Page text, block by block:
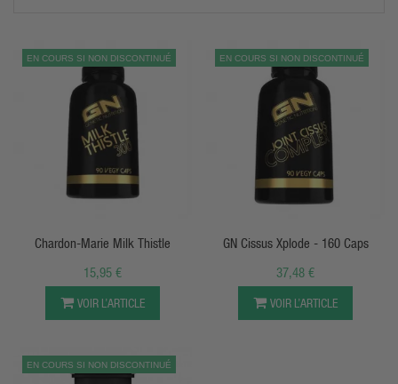
EN COURS SI NON DISCONTINUÉ
APERÇU RAPIDE
Chardon-Marie Milk Thistle
15,95 €
VOIR L’ARTICLE
EN COURS SI NON DISCONTINUÉ
APERÇU RAPIDE
GN Cissus Xplode - 160 Caps
37,48 €
VOIR L’ARTICLE
EN COURS SI NON DISCONTINUÉ